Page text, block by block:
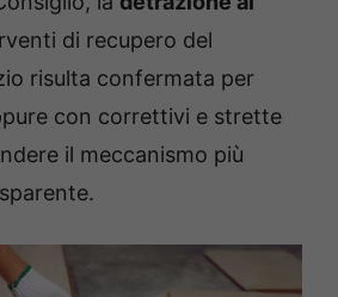
di recupero del
risulta confermata per
con correttivi e strette
il meccanismo più